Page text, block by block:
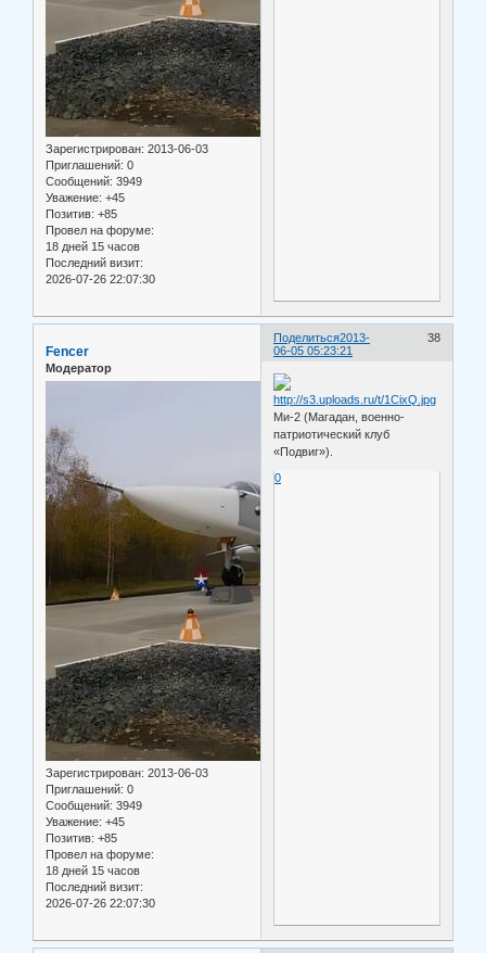
Зарегистрирован: 2013-06-03
Приглашений: 0
Сообщений: 3949
Уважение: +45
Позитив: +85
Провел на форуме:
18 дней 15 часов
Последний визит:
2026-07-26 22:07:30
Поделиться 38
2013-
06-05 05:23:21
Fencer
Модератор
Зарегистрирован: 2013-06-03
Приглашений: 0
Сообщений: 3949
Уважение: +45
Позитив: +85
Провел на форуме:
18 дней 15 часов
Последний визит:
2026-07-26 22:07:30
Ми-2 (Магадан, военно-
патриотический клуб
«Подвиг»).
0